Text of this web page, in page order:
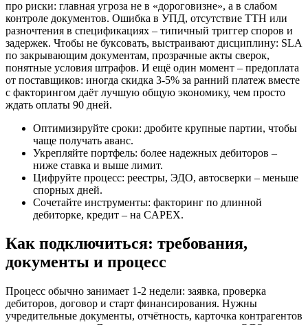
про риски: главная угроза не в «дороговизне», а в слабом
контроле документов. Ошибка в УПД, отсутствие ТТН или
разночтения в спецификациях – типичный триггер споров и
задержек. Чтобы не буксовать, выстраивают дисциплину: SLA
по закрывающим документам, прозрачные акты сверок,
понятные условия штрафов. И ещё один момент – предоплата
от поставщиков: иногда скидка 3-5% за ранний платеж вместе
с факторингом даёт лучшую общую экономику, чем просто
ждать оплаты 90 дней.
Оптимизируйте сроки: дробите крупные партии, чтобы
чаще получать аванс.
Укрепляйте портфель: более надежных дебиторов –
ниже ставка и выше лимит.
Цифруйте процесс: реестры, ЭДО, автосверки – меньше
спорных дней.
Сочетайте инструменты: факторинг по длинной
дебиторке, кредит – на CAPEX.
Как подключиться: требования,
документы и процесс
Процесс обычно занимает 1-2 недели: заявка, проверка
дебиторов, договор и старт финансирования. Нужны
учредительные документы, отчётность, карточка контрагентов